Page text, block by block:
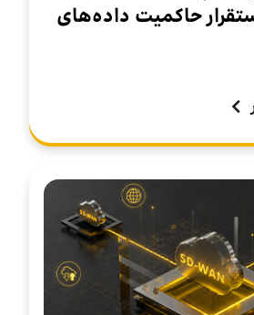
حاکمیت داده‌های